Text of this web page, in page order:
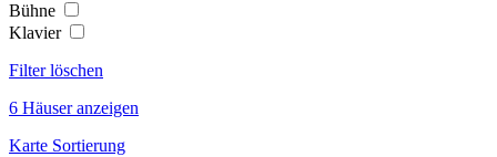
Bühne
Klavier
Filter löschen
6 Häuser anzeigen
Karte Sortierung